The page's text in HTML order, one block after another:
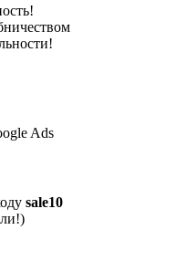
Ads
sale10